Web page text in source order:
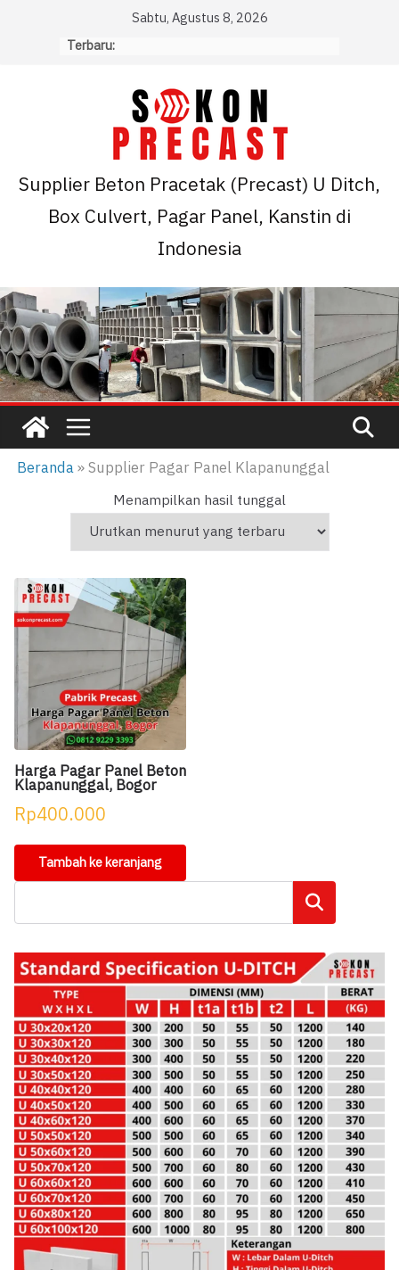
Sabtu, Agustus 8, 2026
Terbaru:
Supplier Beton Pracetak (Precast) U Ditch,
Box Culvert, Pagar Panel, Kanstin di
Indonesia
Beranda»Supplier Pagar Panel Klapanunggal
Menampilkan hasil tunggal
Harga Pagar Panel Beton
Klapanunggal, Bogor
Rp400.000
Tambah ke keranjang
Cari